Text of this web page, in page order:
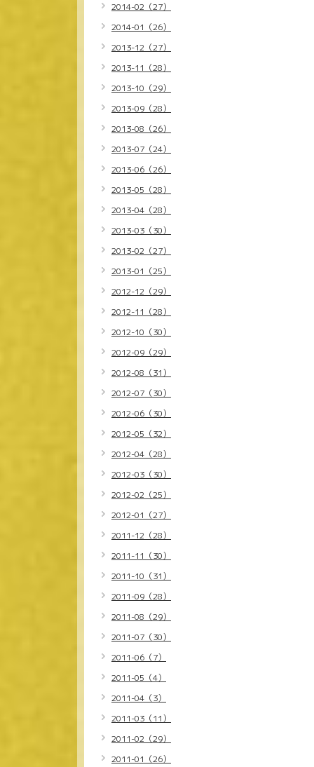
2014-02（27）
2014-01（26）
2013-12（27）
2013-11（28）
2013-10（29）
2013-09（28）
2013-08（26）
2013-07（24）
2013-06（26）
2013-05（28）
2013-04（28）
2013-03（30）
2013-02（27）
2013-01（25）
2012-12（29）
2012-11（28）
2012-10（30）
2012-09（29）
2012-08（31）
2012-07（30）
2012-06（30）
2012-05（32）
2012-04（28）
2012-03（30）
2012-02（25）
2012-01（27）
2011-12（28）
2011-11（30）
2011-10（31）
2011-09（28）
2011-08（29）
2011-07（30）
2011-06（7）
2011-05（4）
2011-04（3）
2011-03（11）
2011-02（29）
2011-01（26）